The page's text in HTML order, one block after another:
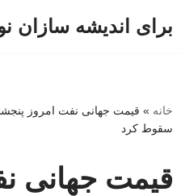
برای اندیشه سازان
خانه »
سقوط کرد
قیمت جهانی